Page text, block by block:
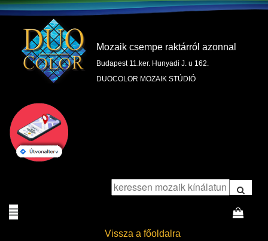
Mozaik csempe raktárról azonnal
Budapest 11.ker. Hunyadi J. u 162.
DUOCOLOR MOZAIK STÚDIÓ
Vissza a főoldalra